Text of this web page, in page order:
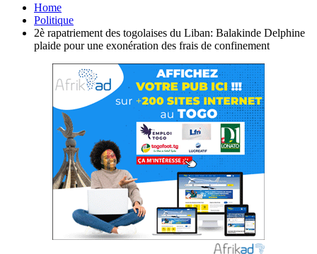
Home
Politique
2è rapatriement des togolaises du Liban: Balakinde Delphine
plaide pour une exonération des frais de confinement